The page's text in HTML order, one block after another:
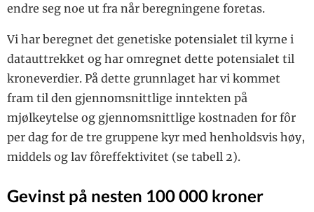
endre seg noe ut fra når beregningene foretas.
Vi har beregnet det genetiske potensialet til kyrne i
datauttrekket og har omregnet dette potensialet til
kroneverdier. På dette grunnlaget har vi kommet
fram til den gjennomsnittlige inntekten på
mjølkeytelse og gjennomsnittlige kostnaden for fôr
per dag for de tre gruppene kyr med henholdsvis høy,
middels og lav fôreffektivitet (se tabell 2).
Gevinst på nesten 100 000 kroner